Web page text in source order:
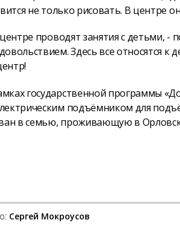
не только рисовать. В центре
проводят занятия с детьми,
Здесь все относятся к
государственной программы
подъёмником для
в семью, проживающую в
Сергей Мокроусов